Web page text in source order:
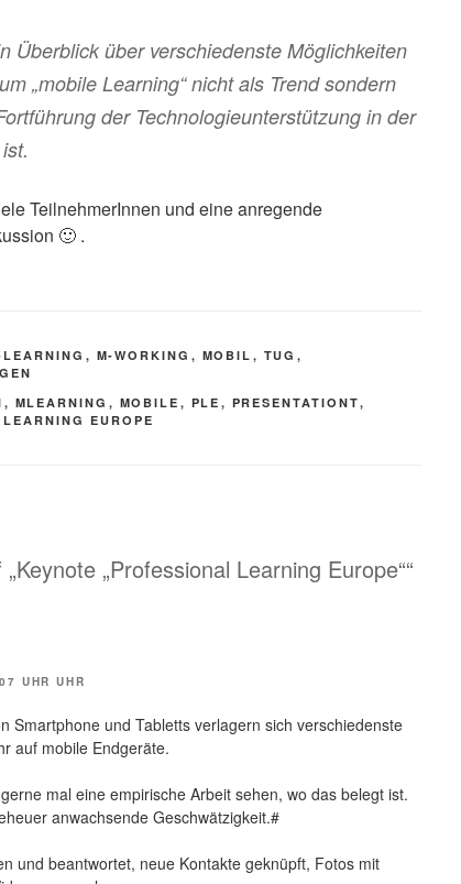
Überblick über verschiedenste Möglichkeiten
„mobile Learning“ nicht als Trend sondern
der Technologieunterstützung in der
TeilnehmerInnen und eine anregende
🙂 .
LEARNING , M-WORKING , MOBIL , TUG ,
, MLEARNING , MOBILE , PLE , PRESENTATIONT,
EUROPE
„Professional Learning Europe““
UHR UHR
Smartphone und Tabletts verlagern sich verschiedenste
auf mobile Endgeräte.
mal eine empirische Arbeit sehen, wo das belegt ist.
anwachsende Geschwätzigkeit.#
und beantwortet, neue Kontakte geknüpft, Fotos mit